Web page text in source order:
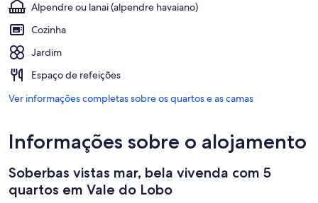
Alpendre ou lanai (alpendre havaiano)
Cozinha
Jardim
Espaço de refeições
Ver informações completas sobre os quartos e as camas
Informações sobre o alojamento
Soberbas vistas mar, bela vivenda com 5
quartos em Vale do Lobo